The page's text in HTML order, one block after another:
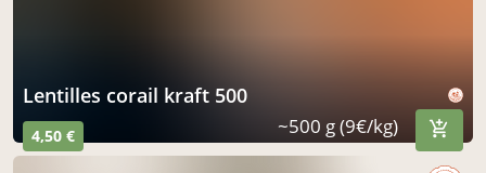
lentilles corail kraft 500
4,50 € ~500 g (9€/kg)